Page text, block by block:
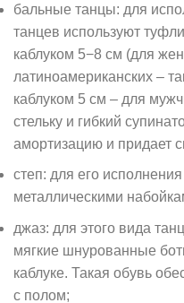
бальные танцы: для
танцев используют
каблуком 5−8 см (для
латиноамериканских –
каблуком 5 см – для
стельку и гибкий
амортизацию и придает
степ: для его
металлическими
джаз: для этого вида
мягкие шнурованные
каблуке. Такая обувь
с полом;